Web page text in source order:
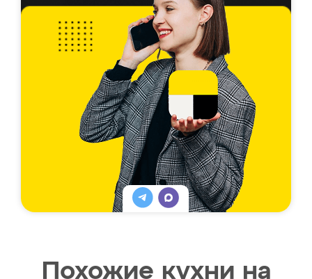
Похожие кухни на